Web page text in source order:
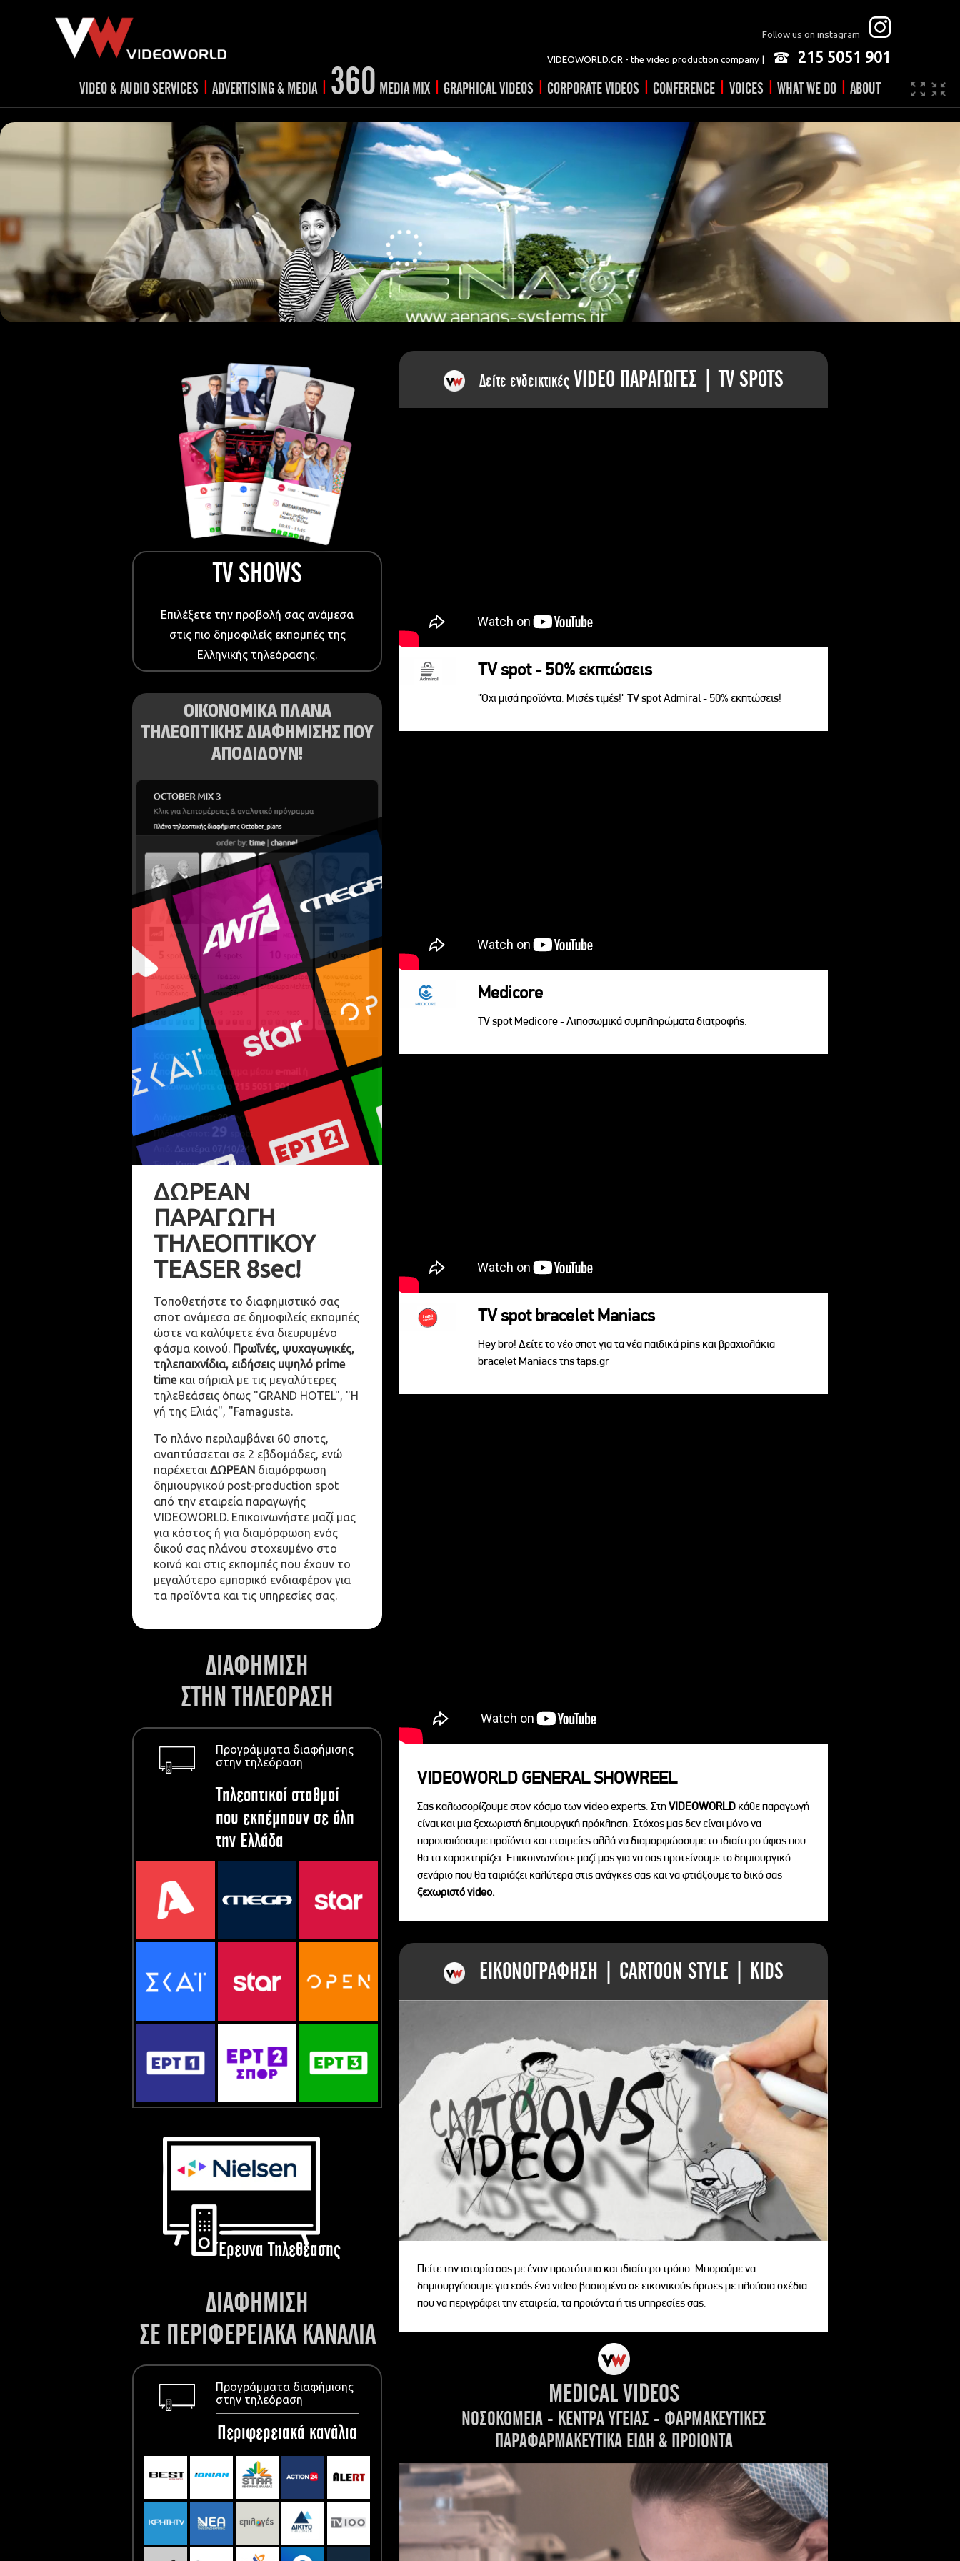
Follow us on instagram
VIDEOWORLD.GR - the video production company | 215 5051 901
VIDEO & AUDIO SERVICES
TV spots
RADIO spots
Post production
Corporate videos
Trailer & Σήματα εκπομπών
Cultural videos
video applications for museums,
archeological sites & exhibitions
Product presentations
Documentary
Events & Conference
Dissemination material
Medical & Pharmaceutical
VIDEO Projections
Kids content
| ADVERTISING & MEDIA
RADIOadvertising
TVadvertising
Social Media video shorts
Creative Prints
Outdoor advertising
Media planning & mix
Visual material
European Media
| 360 MEDIA MIX | GRAPHICAL VIDEOS | CORPORATE VIDEOS | CONFERENCE | VOICES | WHAT WE DO | ABOUT
Company
Video made easy
Contact
TV SHOWS
Επιλέξετε την προβολή σας ανάμεσα
στις πιο δημοφιλείς εκπομπές της
Ελληνικής τηλεόρασης.
ΟΙΚΟΝΟΜΙΚΑ ΠΛΑΝΑ
ΤΗΛΕΟΠΤΙΚΗΣ ΔΙΑΦΗΜΙΣΗΣ ΠΟΥ
ΑΠΟΔΙΔΟΥΝ!
ΔΩΡΕΑΝ
ΠΑΡΑΓΩΓΗ
ΤΗΛΕΟΠΤΙΚΟΥ
TEASER 8sec!
Τοποθετήστε το διαφημιστικό σας
σποτ ανάμεσα σε δημοφιλείς εκπομπές
ώστε να καλύψετε ένα διευρυμένο
φάσμα κοινού. Πρωΐνές, ψυχαγωγικές,
τηλεπαιχνίδια, ειδήσεις υψηλό prime
timeκαι σήριαλ με τις μεγαλύτερες
τηλεθεάσεις όπως "GRAND HOTEL", "Η
γή της Ελιάς", "Famagusta.
Το πλάνο περιλαμβάνει 60 σποτς,
αναπτύσσεται σε 2 εβδομάδες, ενώ
παρέχεται ΔΩΡΕΑΝ διαμόρφωση
δημιουργικού post-production spot
από την εταιρεία παραγωγής
VIDEOWORLD. Επικοινωνήστε μαζί μας
για κόστος ή για διαμόρφωση ενός
δικού σας πλάνου στοχευμένο στο
κοινό και στις εκπομπές που έχουν το
μεγαλύτερο εμπορικό ενδιαφέρον για
τα προϊόντα και τις υπηρεσίες σας.
ΔΙΑΦΗΜΙΣΗ
ΣΤΗΝ ΤΗΛΕΟΡΑΣΗ
Προγράμματα διαφήμισης
στην τηλεόραση
Τηλεοπτικοί σταθμοί
που εκπέμπουν σε όλη
την Ελλάδα
Έρευνα Τηλεθέασης
ΔΙΑΦΗΜΙΣΗ
ΣΕ ΠΕΡΙΦΕΡΕΙΑΚΑ ΚΑΝΑΛΙΑ
Προγράμματα διαφήμισης
στην τηλεόραση
Περιφερειακά κανάλια
Δείτε ενδεικτικές VIDEO ΠΑΡΑΓΩΓΕΣ | TV SPOTS
TV spot - 50% εκπτώσεις
"Όχι μισά προϊόντα. Μισές τιμές!" TV spot Admiral - 50% εκπτώσεις!
Medicore
TV spot Medicore - Λιποσωμικά συμπληρώματα διατροφής.
TV spot bracelet Maniacs
Hey bro! Δείτε το νέο σποτ για τα νέα παιδικά pins και βραχιολάκια
bracelet Maniacs της taps.gr
VIDEOWORLD GENERAL SHOWREEL
Σας καλωσορίζουμε στον κόσμο των video experts. ΣτηVIDEOWORLD κάθε παραγωγή
είναι και μια ξεχωριστή δημιουργική πρόκληση. Στόχος μας δεν είναι μόνο να
παρουσιάσουμε προϊόντα και εταιρείες αλλά να διαμορφώσουμε το ιδιαίτερο ύφος που
θα τα χαρακτηρίζει. Επικοινωνήστε μαζί μας για να σας προτείνουμε το δημιουργικό
σενάριο που θα ταιριάζει καλύτερα στις ανάγκες σας και να φτιάξουμε το δικό σας
ξεχωριστό videο.
ΕΙΚΟΝΟΓΡΑΦΗΣΗ | CARTOON STYLE | KIDS
Πείτε την ιστορία σας με έναν πρωτότυπο και ιδιαίτερο τρόπο. Μπορούμε να
δημιουργήσουμε για εσάς ένα video βασισμένο σε εικονικούς ήρωες με πλούσια σχέδια
που να περιγράφει την εταιρεία, τα προϊόντα ή τις υπηρεσίες σας.
MEDICAL VIDEOS
ΝΟΣΟΚΟΜΕΙΑ - ΚΕΝΤΡΑ ΥΓΕΙΑΣ - ΦΑΡΜΑΚΕΥΤΙΚΕΣ
ΠΑΡΑΦΑΡΜΑΚΕΥΤΙΚΑ ΕΙΔΗ & ΠΡΟΙΟΝΤΑ